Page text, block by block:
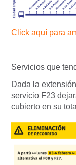
Click aquí para
Servicios que
Dada la
servicio F23
cubierto en su